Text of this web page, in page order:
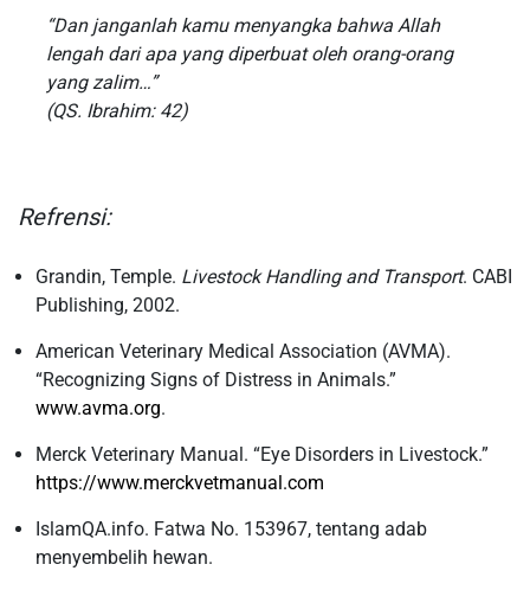
“Dan janganlah kamu menyangka bahwa Allah
lengah dari apa yang diperbuat oleh orang-orang
yang zalim…”
(QS. Ibrahim: 42)
Refrensi:
Grandin, Temple. Livestock Handling and Transport. CABI
Publishing, 2002.
American Veterinary Medical Association (AVMA).
“Recognizing Signs of Distress in Animals.”
www.avma.org.
Merck Veterinary Manual. “Eye Disorders in Livestock.”
https://www.merckvetmanual.com
IslamQA.info. Fatwa No. 153967, tentang adab
menyembelih hewan.